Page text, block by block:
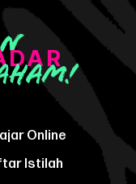
Online
Istilah